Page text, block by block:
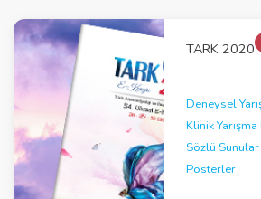
TARK 2020
Deneysel
Klinik
Sözlü Sunular
Posterler